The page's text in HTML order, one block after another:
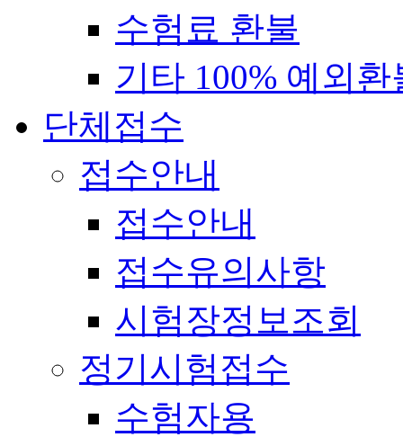
수험료 환불
기타 100% 예외환
단체접수
접수안내
접수안내
접수유의사항
시험장정보조회
정기시험접수
수험자용